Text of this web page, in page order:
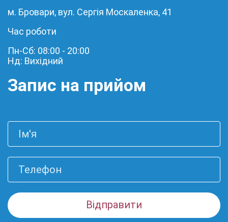
м. Бровари, вул. Сергія Москаленка, 41
Час роботи
Пн-Сб: 08:00 - 20:00
Нд: Вихідний
Запис на прийом